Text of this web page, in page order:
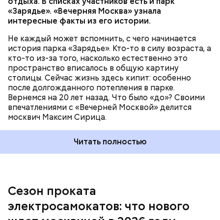
«Зарядье». «Вечерняя Москва» узнала
интересные факты из его истории.
Не каждый может вспомнить, с чего начинается
история парка «Зарядье». Кто-то в силу возраста, а
кто-то из-за того, насколько естественно это
пространство вписалось в общую картину
столицы. Сейчас жизнь здесь кипит: особенно
после долгожданного потепления в парке.
Вернемся на 20 лет назад. Что было «до»? Своими
впечатлениями с «Вечерней Москвой» делится
москвич Максим Сирица.
Читать полностью
Сезон проката
электросамокатов: что нового
Гироскутер
Гироскутеры хороши для более компактных зон, а
сегвеи — для длительных прогулок. Пункты
проката ищите в крупных парках с развитой
инфраструктурой, таких как Парк Горького,
«Сокольники», ВДНХ. Обязательное условие —
внесение залога и, как правило, прохождение
краткого инструктажа по технике безопасности.
Стоимость проката: в диапазоне от 300 до 700
рублей за час.
У «Городового» есть зарядная станция. Если
уровень батареи достигает значения 20
процентов, робот сам возвращается на базу.